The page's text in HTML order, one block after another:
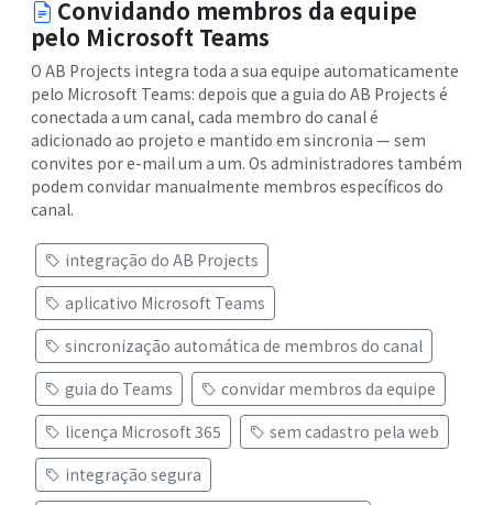
Convidando membros da equipe
pelo Microsoft Teams
O AB Projects integra toda a sua equipe automaticamente
pelo Microsoft Teams: depois que a guia do AB Projects é
conectada a um canal, cada membro do canal é
adicionado ao projeto e mantido em sincronia — sem
convites por e-mail um a um. Os administradores também
podem convidar manualmente membros específicos do
canal.
integração do AB Projects
aplicativo Microsoft Teams
sincronização automática de membros do canal
guia do Teams
convidar membros da equipe
licença Microsoft 365
sem cadastro pela web
integração segura